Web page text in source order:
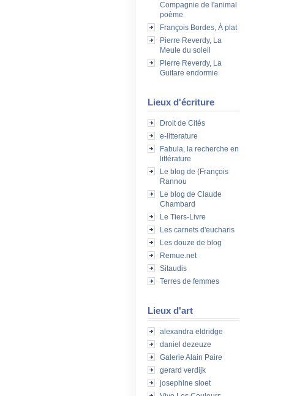
Compagnie de l'animal
poème
François Bordes, À plat
Pierre Reverdy, La
Meule du soleil
Pierre Reverdy, La
Guitare endormie
Lieux d'écriture
Droit de Cités
e-litterature
Fabula, la recherche en
littérature
Le blog de (François
Rannou
Le blog de Claude
Chambard
Le Tiers-Livre
Les carnets d'eucharis
Les douze de blog
Remue.net
Sitaudis
Terres de femmes
Lieux d'art
alexandra eldridge
daniel dezeuze
Galerie Alain Paire
gerard verdijk
josephine sloet